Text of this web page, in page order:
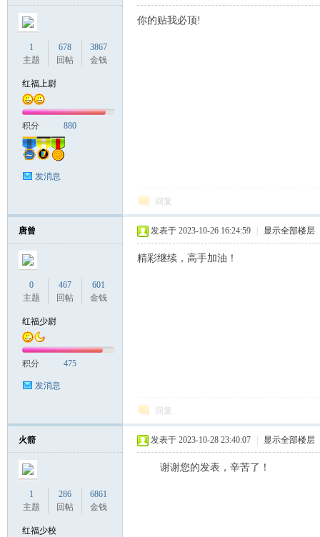
1
主题
678
回帖
3867
金钱
红福上尉
积分 880
发消息
你的贴我必顶!
回复
唐曾
0
主题
467
回帖
601
金钱
红福少尉
积分 475
发消息
发表于 2023-10-26 16:24:59 显示全部楼层
精彩继续，高手加油！
回复
火箭
1
主题
286
回帖
6861
金钱
红福少校
发表于 2023-10-28 23:40:07 显示全部楼层
谢谢您的发表，辛苦了！